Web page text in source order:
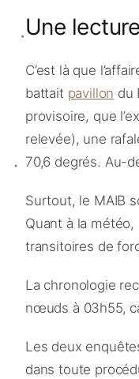
Une
C’est là que
battait pavillon du
provisoire, que
relevée), une
70,6 degrés. Au-
Surtout, le MAIB
Quant à la
transitoires de
La chronologie
nœuds à 03h55,
Les deux
dans toute